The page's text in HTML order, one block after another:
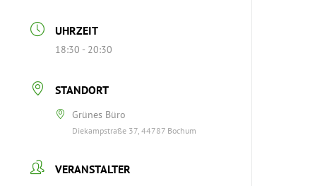
UHRZEIT
18:30 - 20:30
STANDORT
Grünes Büro
Diekampstraße 37, 44787 Bochum
VERANSTALTER